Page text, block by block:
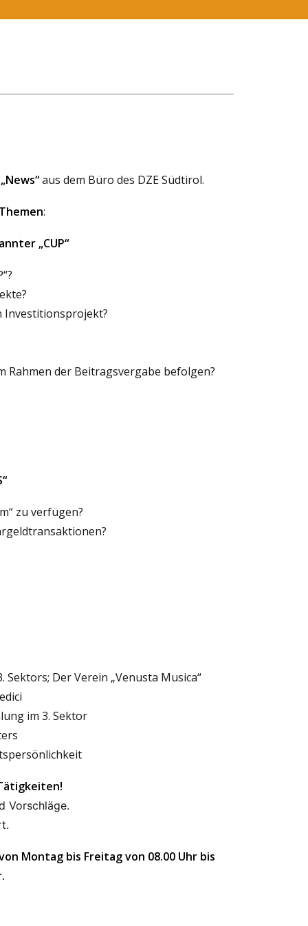
aus dem Büro des DZE Südtirol.
:
„CUP“
Investitionsprojekt?
Rahmen der Beitragsvergabe befolgen?
zu verfügen?
Sektors; Der Verein „Venusta Musica“
im 3. Sektor
Vorschläge.
Montag bis Freitag von 08.00 Uhr bis